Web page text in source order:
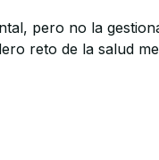
pero no la
reto de la salud